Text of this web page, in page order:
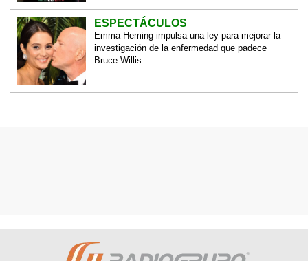
ESPECTÁCULOS
Emma Heming impulsa una ley para mejorar la
investigación de la enfermedad que padece
Bruce Willis